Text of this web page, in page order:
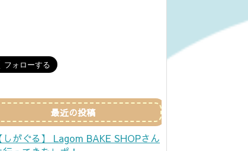
最近の投稿
しがぐる】 Lagom BAKE SHOPさん